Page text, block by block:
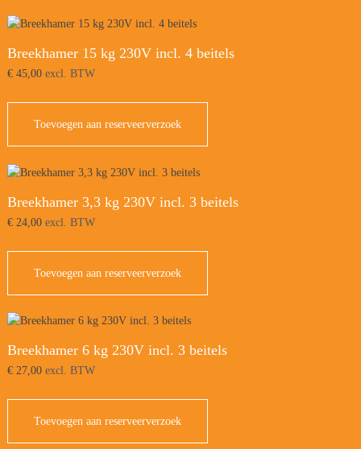
Breekhamer 15 kg 230V incl. 4 beitels
€45,00excl. BTW
Toevoegen aan reserveerverzoek
Breekhamer 3,3 kg 230V incl. 3 beitels
€24,00excl. BTW
Toevoegen aan reserveerverzoek
Breekhamer 6 kg 230V incl. 3 beitels
€27,00excl. BTW
Toevoegen aan reserveerverzoek